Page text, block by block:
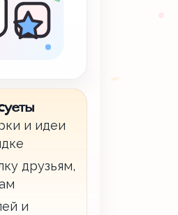
и идеи
друзьям,
и